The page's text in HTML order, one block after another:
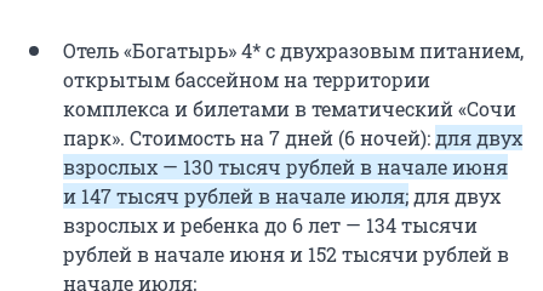
Отель «Богатырь» 4* с двухразовым питанием,
открытым бассейном на территории
комплекса и билетами в тематический «Сочи
парк». Стоимость на 7 дней (6 ночей):для двух
взрослых — 130 тысяч рублей в начале июня
и 147 тысяч рублей в начале июля;для двух
взрослых и ребенка до 6 лет — 134 тысячи
рублей в начале июня и 152 тысячи рублей в
начале июля;